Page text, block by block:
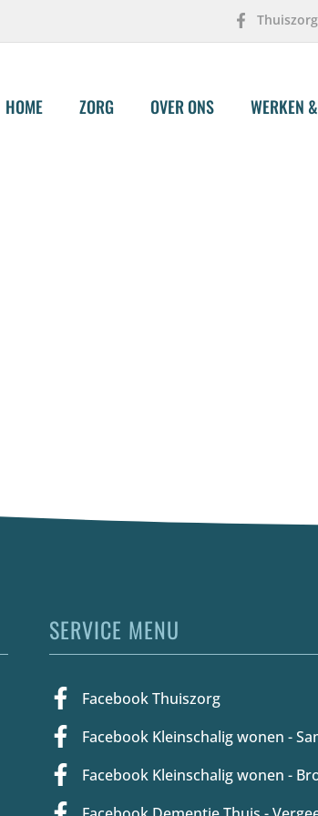
Thuiszorg
HOME ZORG OVER ONS WERKEN
SERVICE MENU
Facebook Thuiszorg
Facebook Kleinschalig wonen -
Facebook Kleinschalig wonen -